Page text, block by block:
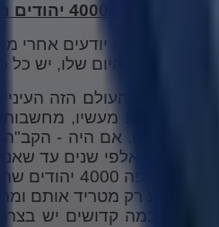
4000 יהודים מצרפת
משוגעים, לא יודעים
גומר את היום שלו, יש
מכל העולם הזה
אחד את מעשיו,
דומה לנו. אם היה -
כבר אלפי שנים עד
רצים, רצים אחרי
היצר הרע רק מטריד
לראות כמה קדושים יש